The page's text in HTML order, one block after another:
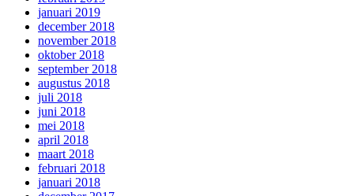
januari 2019
december 2018
november 2018
oktober 2018
september 2018
augustus 2018
juli 2018
juni 2018
mei 2018
april 2018
maart 2018
februari 2018
januari 2018